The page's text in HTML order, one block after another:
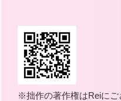
※拙作の著作権はReiに